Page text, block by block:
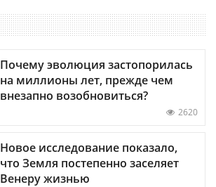
Почему эволюция застопорилась
на миллионы лет, прежде чем
внезапно возобновиться?
2620
Новое исследование показало,
что Земля постепенно заселяет
Венеру жизнью